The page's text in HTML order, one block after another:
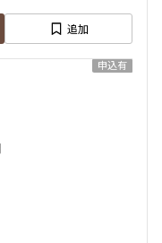
追加
申込有